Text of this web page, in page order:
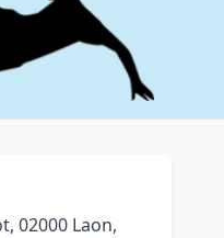
02000 Laon,